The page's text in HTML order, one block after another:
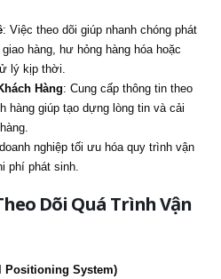
: Việc theo dõi giúp nhanh chóng phát
hàng, hư hỏng hàng hóa hoặc
lý kịp thời.
Hàng: Cung cấp thông tin theo
hàng giúp tạo dựng lòng tin và cải
nghiệp tối ưu hóa quy trình vận
phí phát sinh.
Dõi Quá Trình Vận
Positioning System)